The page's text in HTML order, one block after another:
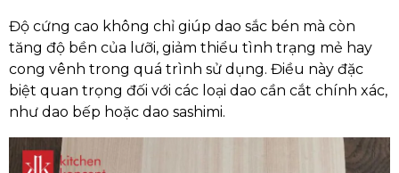
Độ cứng cao không chỉ giúp dao sắc bén mà còn
tăng độ bền của lưỡi, giảm thiểu tình trạng mẻ hay
cong vênh trong quá trình sử dụng. Điều này đặc
biệt quan trọng đối với các loại dao cần cắt chính xác,
như dao bếp hoặc dao sashimi.